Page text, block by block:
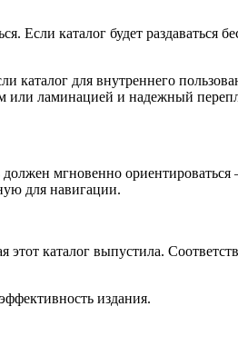
Если каталог будет раздаваться
каталог для внутреннего
или ламинацией и надежный
мгновенно
для навигации.
каталог выпустила.
издания.